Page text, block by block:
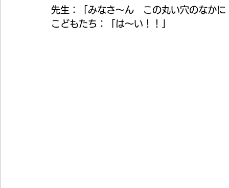
先生：「みなさ～ん　この丸い穴のなかに
こどもたち：「は～い！！」